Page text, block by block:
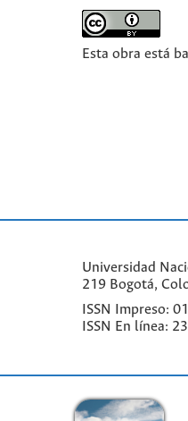
Esta obra está
Universidad
219 Bogotá,
ISSN Impreso:
ISSN En línea: